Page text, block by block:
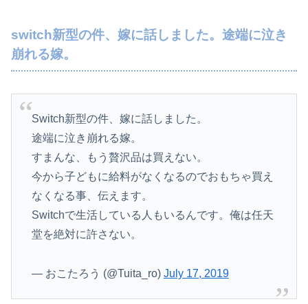
switch新型の件、嫁に話しました。途端に泣き
崩れる嫁。
Switch新型の件、嫁に話しました。
途端に泣き崩れる嫁。
すまんな、もう贅沢品は買えない。
今から子どもに給料がなくなるのでおもちゃ買え
なくなる事、伝えます。
Switchで生活している人もいるんです。俺は任天
堂を絶対に許さない。
— おこたろう (@Tuita_ro) July 17, 2019